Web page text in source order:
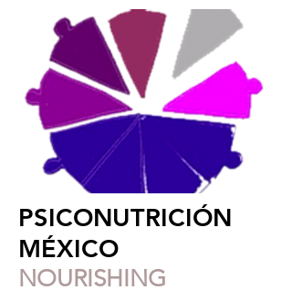
PSICONUTRICIÓN
MÉXICO
NOURISHING